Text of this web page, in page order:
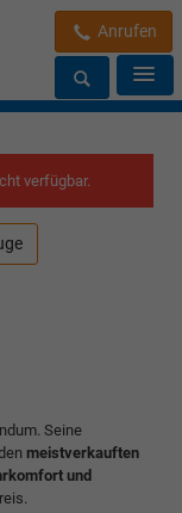
Anrufen
verfügbar.
Seine
meistverkauften
und